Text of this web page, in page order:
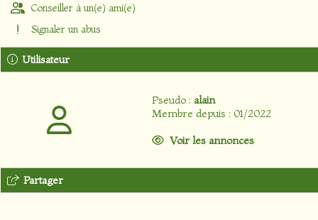
Utilisateur
Pseudo : alain
Membre depuis : 01/2022
Voir les annonces
Conseiller à un(e) ami(e)
Signaler un abus
Partager